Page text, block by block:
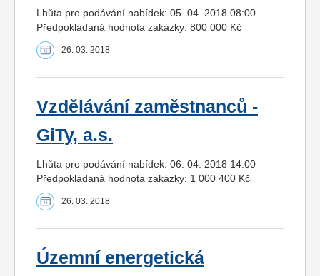
Lhůta pro podávání nabídek: 05. 04. 2018 08:00
Předpokládaná hodnota zakázky: 800 000 Kč
26. 03. 2018
Vzdělávání zaměstnanců -
GiTy, a.s.
Lhůta pro podávání nabídek: 06. 04. 2018 14:00
Předpokládaná hodnota zakázky: 1 000 400 Kč
26. 03. 2018
Územní energetická